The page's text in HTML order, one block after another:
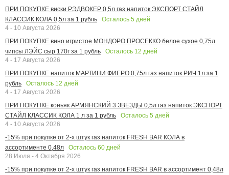
ПРИ ПОКУПКЕ виски РЭДВОКЕР 0,5л газ напиток ЭКСПОРТ СТАЙЛ
КЛАССИК КОЛА 0,5л за 1 рубль
Осталось 5 дней
4 - 10 Августа 2026
ПРИ ПОКУПКЕ вино игристое МОНДОРО ПРОСЕККО белое сухое 0,75л
чипсы ЛЭЙС сыр 170г за 1 рубль
Осталось 12 дней
4 - 17 Августа 2026
ПРИ ПОКУПКЕ напиток МАРТИНИ ФИЕРО 0,75л газ напиток РИЧ 1л за 1
рубль
Осталось 12 дней
4 - 17 Августа 2026
ПРИ ПОКУПКЕ коньяк АРМЯНСКИЙ 3 ЗВЕЗДЫ 0,5л газ напиток ЭКСПОРТ
СТАЙЛ КЛАССИК КОЛА 1 л за 1 рубль
Осталось 5 дней
4 - 10 Августа 2026
-15% при покупке от 2-х штук газ напиток FRESH BAR КОЛА в
ассортименте 0,48л
Осталось 60 дней
28 Июля - 4 Октября 2026
-15% при покупке от 2-х штук газ напиток FRESH BAR в ассортимент 0,48л